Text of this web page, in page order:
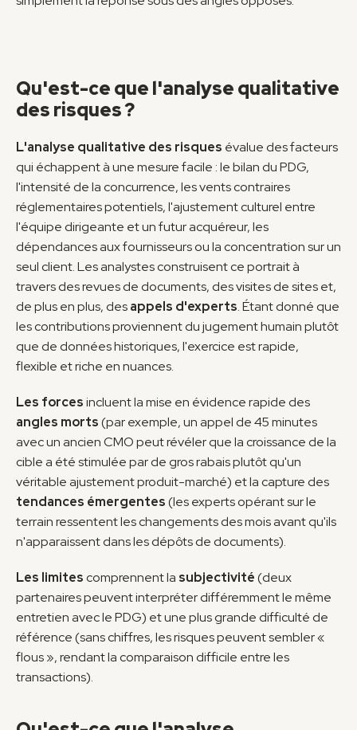
Qu'est-ce que l'analyse qualitative
des risques ?
L'analyse qualitative des risques évalue des facteurs
qui échappent à une mesure facile : le bilan du PDG,
l'intensité de la concurrence, les vents contraires
réglementaires potentiels, l'ajustement culturel entre
l'équipe dirigeante et un futur acquéreur, les
dépendances aux fournisseurs ou la concentration sur un
seul client. Les analystes construisent ce portrait à
travers des revues de documents, des visites de sites et,
de plus en plus, des appels d'experts. Étant donné que
les contributions proviennent du jugement humain plutôt
que de données historiques, l'exercice est rapide,
flexible et riche en nuances.
Les forces
angles morts (par exemple, un appel de 45 minutes
avec un ancien CMO peut révéler que la croissance de la
cible a été stimulée par de gros rabais plutôt qu'un
tendances émergentes (les experts opérant sur le
terrain ressentent les changements des mois avant qu'ils
n'apparaissent dans les dépôts de documents).
Les limites comprennent la subjectivité (deux
partenaires peuvent interpréter différemment le même
entretien avec le PDG) et une plus grande difficulté de
référence (sans chiffres, les risques peuvent sembler «
flous », rendant la comparaison difficile entre les
transactions).